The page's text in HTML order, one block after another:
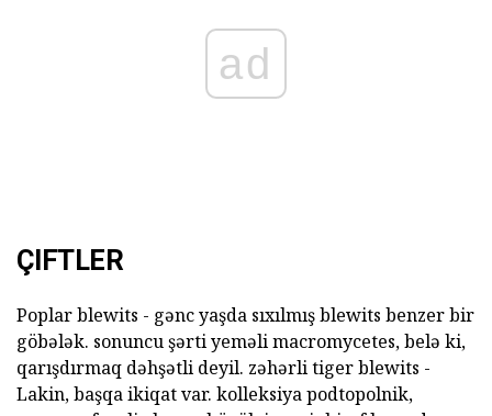
ad
ÇIFTLER
Poplar blewits - gənc yaşda sıxılmış blewits benzer bir
göbələk. sonuncu şərti yeməli macromycetes, belə ki,
qarışdırmaq dəhşətli deyil. zəhərli tiger blewits -
Lakin, başqa ikiqat var. kolleksiya podtopolnik,